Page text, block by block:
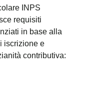
INPS
requisiti
in base alla
iscrizione e
contributiva: